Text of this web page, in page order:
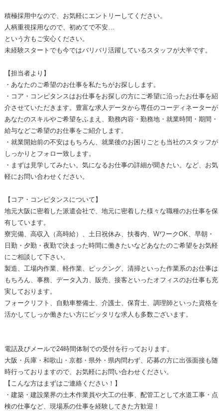
積極採用中なので、お気軽にエントリーしてください。
人柄重視採用なので、初めてで不安…
という方もご安心ください。
未経験スタートでも今ではバリバリ活躍しているスタッフが大半です。
【担当者より】
・あなたのご希望のお仕事を私たちがお探しします。
・コア・コンピタンスはお仕事をお探しの方にご希望に沿ったお仕事を紹
介させていただきます。豊富な求人データから専任のコーディネーターが
あなたのスキルやご希望をふまえ、勤務内容・勤務地・就業時間・期間・
給与などご希望のお仕事をご紹介します。
・就業開始前の不安はもちろん、就業後のお困りごとも当社のスタッフが
しっかりとフォロー致します。
・まずは見学してみたい。気になるお仕事の詳細が聞きたい。など、お気
軽にお問い合わせください。
【コア・コンピタンスについて】
地元大阪に密着した派遣会社で、地元に密着した様々な職種のお仕事を保
有しています。
寮完備、高収入（高時給）、土日祝休み、扶養内、WワークOK、早朝・
日勤・夕勤・夜勤で決まった時間に働きたいなどあなたのご希望をお気軽
にご相談して下さい。
製造、工場内作業、軽作業、ピックング、清掃といった作業系のお仕事は
もちろん、事務、データ入力、販売、接客といったオフィスのお仕事も充
実しております。
フォークリフト、自動車整備士、介護士、保育士、調理師といった資格を
活かしてしっか働きたい方にピッタリな求人も多数ございます。
電話及びメールで24時間体制での受付を行っております。
大阪・兵庫・和歌山・京都・県外・県内問わず、応募の方に出張面接も随
時行っておりますので、お気軽にお問い合わせください。
【こんな方はまずはご連絡ください！】
・建築・建設業界の土木作業員や大工の仕事、配管工として水道工事・点
検の仕事など、現場系の仕事を経験してきた方歓迎！